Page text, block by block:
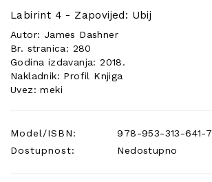
Labirint 4 - Zapovijed: Ubij
Autor: James Dashner
Br. stranica: 280
Godina izdavanja: 2018.
Nakladnik: Profil Knjiga
Uvez: meki
Model/ISBN:
978-953-313-641-7
Dostupnost:
Nedostupno